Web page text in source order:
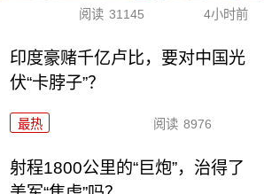
阅读 31145 4小时前
印度豪赌千亿卢比，要对中国光
伏“卡脖子”？
最热 阅读 8976
射程1800公里的“巨炮”，治得了